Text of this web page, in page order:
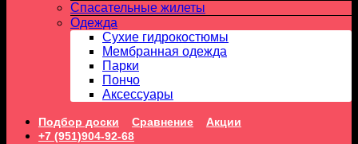
Спасательные жилеты
Одежда
Сухие гидрокостюмы
Мембранная одежда
Парки
Пончо
Аксессуары
Подбор доски Сравнение
Акции
+7 (951)904-92-68